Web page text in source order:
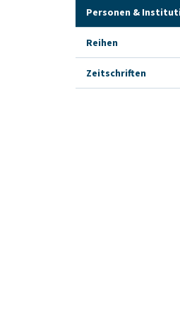
Personen &
Reihen
Zeitschriften